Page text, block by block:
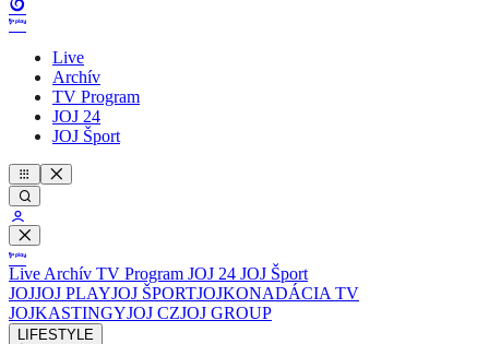
Live
Archív
TV Program
JOJ 24
JOJ Šport
Live Archív TV Program JOJ 24 JOJ Šport
JOJJOJ PLAYJOJ ŠPORTJOJKONADÁCIA TV
JOJKASTINGYJOJ CZJOJ GROUP
LIFESTYLE